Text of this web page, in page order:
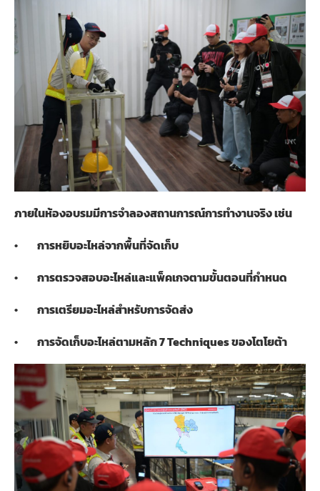
ภายในห้องอบรมมีการจำลองสถานการณ์การทำงานจริง เช่น
• การหยิบอะไหล่จากพื้นที่จัดเก็บ
• การตรวจสอบอะไหล่และแพ็คเกจตามขั้นตอนที่กำหนด
• การเตรียมอะไหล่สำหรับการจัดส่ง
• การจัดเก็บอะไหล่ตามหลัก7 Techniquesของโตโยต้า